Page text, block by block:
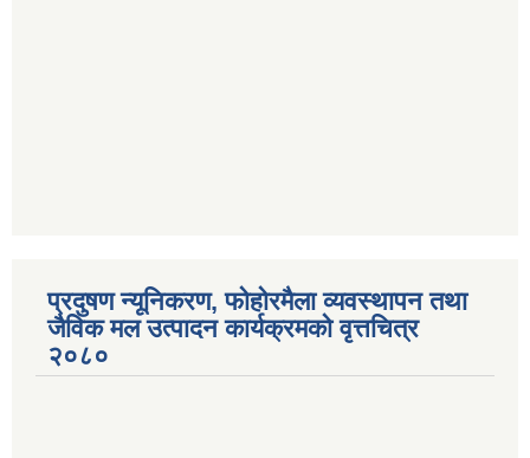
प्रदुषण न्यूनिकरण, फोहोरमैला व्यवस्थापन तथा
जैविक मल उत्पादन कार्यक्रमको वृत्तचित्र
२०८०